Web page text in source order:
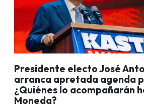
Presidente electo José
arranca apretada agenda
¿Quiénes lo acompañarán
Moneda?